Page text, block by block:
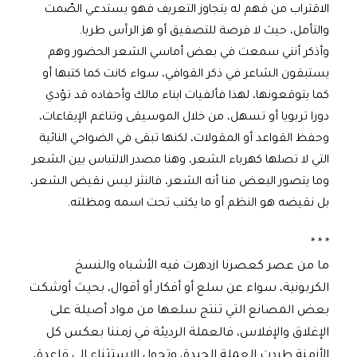
الاقتراب من فهم له يتجاوز التعريف فهو يستدعي الصّمت
والتأمل، حيث لا فرصة للتصفيق أو هز الرأس طربا.
وأذكر أنني سمعت في بعض أماسي الشعر الحضور وهم
يستبقون الشاعر في ذكر القوافي، سواء كانت كما كتبها أو
كما يتوقعونها، لهذا فألفيات ابناء مالك وأحفاده قد تؤدي
دورا تربويا أو تسهل، من خلال الموسيقى وتناغم الإيقاعات،
وحفظ القواعد أو المقولات، لكنها تبقى في الضواحي النائية
التي لا تصلها كهرباء الشعر، وهنا مصدر الالتباس بين الشعر
وما يتصور البعض منا أنه الشعر، فالنثر ليس نقيض الشعر،
بل نقيضه هو النظم أو ما يكتب تحت اسمه ومظلته.
* * *
ما من عصر كعصرنا ازدهرت فيه الأشباه والنسخ
الكربونية، سواء عن سلع أو أفكار أو أقوال، بحيث أوشكت
بعض المصانع التي تنتج سلعها من مواد أصيلة على
الإغلاق والإفلاس، فالعملة الرديئة في زمننا بعكس كل